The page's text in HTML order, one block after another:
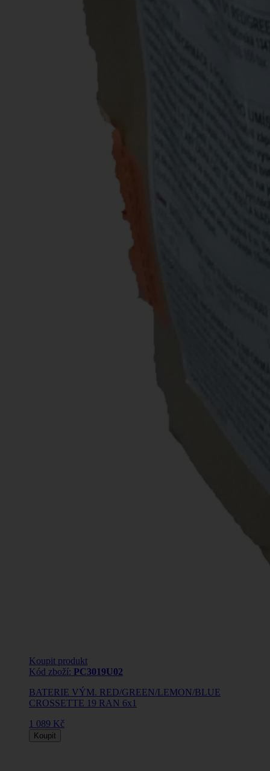
Koupit produkt
Kód zboží: PC3019U02
BATERIE VÝM. RED/GREEN/LEMON/BLUE
CROSSETTE 19 RAN 6x1
1 089 Kč
Koupit